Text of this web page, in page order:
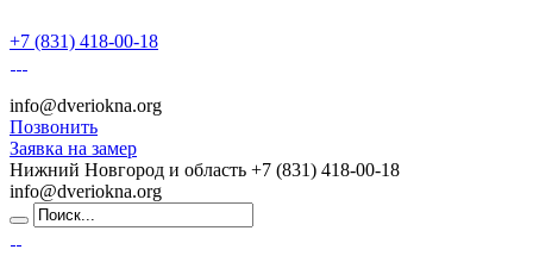
+7 (831) 418-00-18
info@dveriokna.org
Позвонить
Заявка на замер
Нижний Новгород и область +7 (831) 418-00-18
info@dveriokna.org